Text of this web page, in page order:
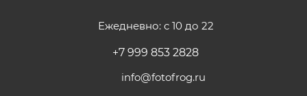
Ежедневно: с 10 до 22
+7 999 853 2828
info@fotofrog.ru